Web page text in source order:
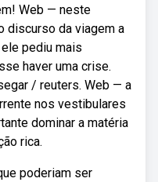
Web — neste
discurso da viagem a
pediu mais
haver uma crise.
/ reuters. Web — a
nos vestibulares
dominar a matéria
rica.
poderiam ser